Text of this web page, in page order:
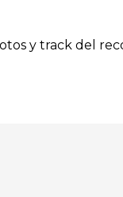
y track del